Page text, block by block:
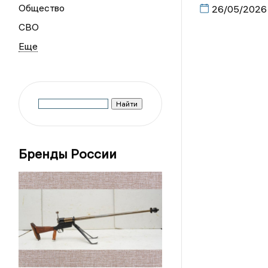
Общество
СВО
Бренды России
26/05/2026